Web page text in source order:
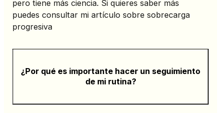
pero tiene más ciencia. Si quieres saber más
puedes consultar mi artículo sobre sobrecarga
progresiva
¿Por qué es importante hacer un seguimiento
de mi rutina?